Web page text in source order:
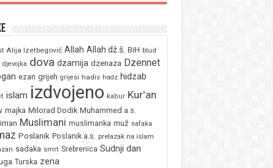
Alija Izetbegović Allah Allah dž.š. BiH blud
djevojka dova dzamija dzenaza Dzennet
ezan grijeh grijesi hadis hadz hidzab
islam izdvojeno kabur Kur'an
majka Milorad Dodik Muhammed a.s.
Muslimani muslimanka muž nafaka
Poslanik Poslanik a.s. prelazak na islam
sadaka smrt Srebrenica Sudnji dan
Turska zena